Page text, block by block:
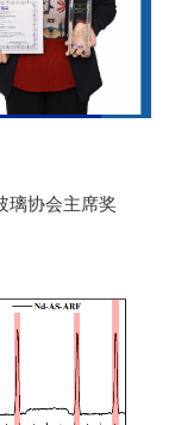
璃协会主席奖